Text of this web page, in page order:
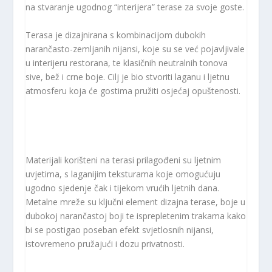
na stvaranje ugodnog “interijera” terase za svoje goste.
Terasa je dizajnirana s kombinacijom dubokih
narančasto-zemljanih nijansi, koje su se već pojavljivale
u interijeru restorana, te klasičnih neutralnih tonova
sive, bež i crne boje. Cilj je bio stvoriti laganu i ljetnu
atmosferu koja će gostima pružiti osjećaj opuštenosti.
Materijali korišteni na terasi prilagođeni su ljetnim
uvjetima, s laganijim teksturama koje omogućuju
ugodno sjedenje čak i tijekom vrućih ljetnih dana.
Metalne mreže su ključni element dizajna terase, boje u
dubokoj narančastoj boji te isprepletenim trakama kako
bi se postigao poseban efekt svjetlosnih nijansi,
istovremeno pružajući i dozu privatnosti.